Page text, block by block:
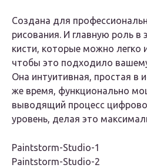
Cоздана для
рисования. И главную роль в
кисти, которые можно легко
чтобы это подходило
Она интуитивная, простая в
же время, функционально
выводящий процесс
уровень, делая это
Paintstorm-Studio-1
Paintstorm-Studio-2